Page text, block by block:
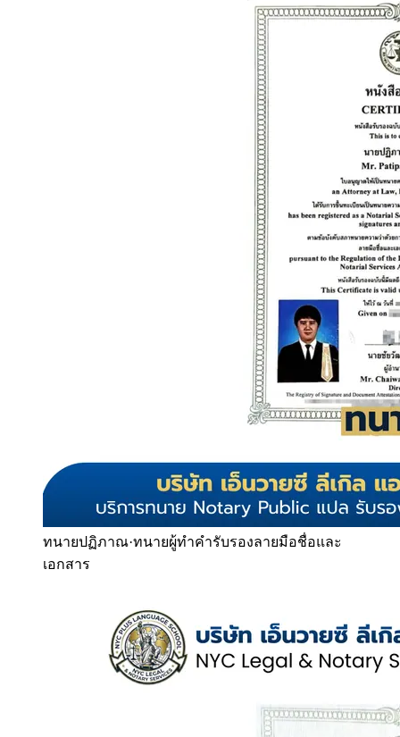
ทนายปฏิภาณ·ทนายผู้ทำคำรับรองลายมือชื่อและ
เอกสาร